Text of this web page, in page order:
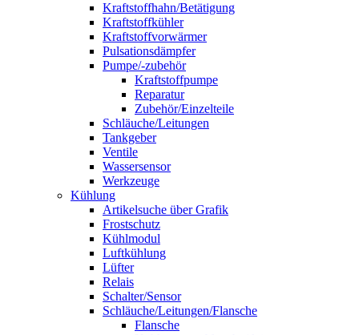
Kraftstoffhahn/Betätigung
Kraftstoffkühler
Kraftstoffvorwärmer
Pulsationsdämpfer
Pumpe/-zubehör
Kraftstoffpumpe
Reparatur
Zubehör/Einzelteile
Schläuche/Leitungen
Tankgeber
Ventile
Wassersensor
Werkzeuge
Kühlung
Artikelsuche über Grafik
Frostschutz
Kühlmodul
Luftkühlung
Lüfter
Relais
Schalter/Sensor
Schläuche/Leitungen/Flansche
Flansche